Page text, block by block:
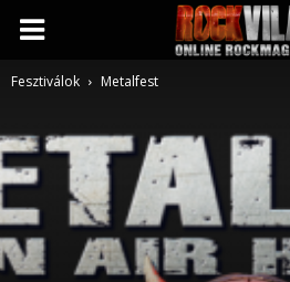
Rockvilág.hu
rockmagazin
Fesztiválok Metalfest